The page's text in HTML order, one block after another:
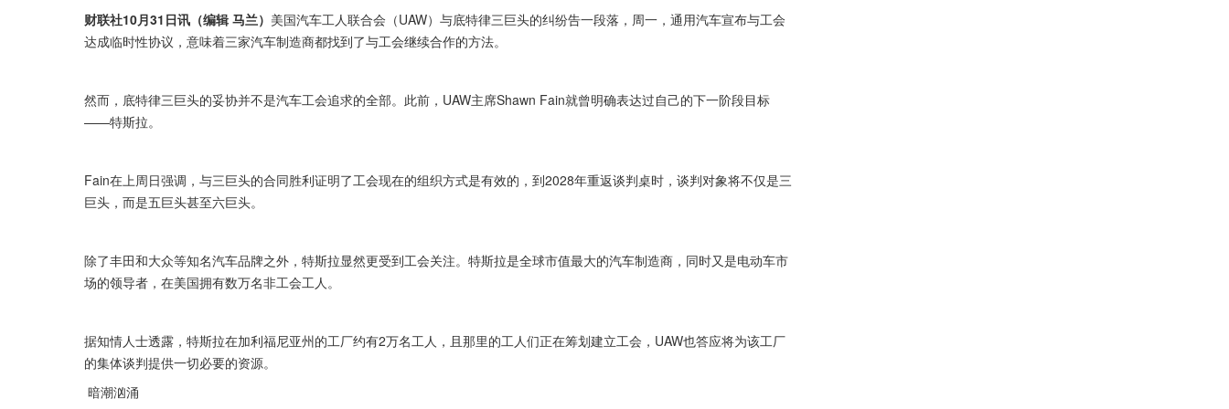
财联社10月31日讯（编辑 马兰） 美国汽车工人联合会（UAW）与底特律三巨头的纠纷告一段落，周一，通用汽车宣布与工会
达成临时性协议，意味着三家汽车制造商都找到了与工会继续合作的方法。
然而，底特律三巨头的妥协并不是汽车工会追求的全部。此前，UAW主席Shawn Fain就曾明确表达过自己的下一阶段目标
——特斯拉。
Fain在上周日强调，与三巨头的合同胜利证明了工会现在的组织方式是有效的，到2028年重返谈判桌时，谈判对象将不仅是三
巨头，而是五巨头甚至六巨头。
除了丰田和大众等知名汽车品牌之外，特斯拉显然更受到工会关注。特斯拉是全球市值最大的汽车制造商，同时又是电动车市
场的领导者，在美国拥有数万名非工会工人。
据知情人士透露，特斯拉在加利福尼亚州的工厂约有2万名工人，且那里的工人们正在筹划建立工会，UAW也答应将为该工厂
的集体谈判提供一切必要的资源。
暗潮汹涌